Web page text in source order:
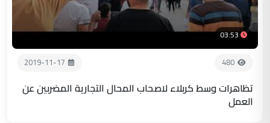
03:53
480
2019-11-17
تظاهرات وسط كربلاء لاصحاب المحال التجارية المضربين عن
العمل